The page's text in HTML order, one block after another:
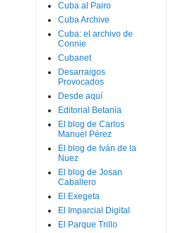
Cuba al Pairo
Cuba Archive
Cuba: el archivo de
Connie
Cubanet
Desarraigos
Provocados
Desde aquí
Editorial Betania
El blog de Carlos
Manuel Pérez
El blog de Iván de la
Nuez
El blog de Josan
Caballero
El Exegeta
El Imparcial Digital
El Parque Trillo